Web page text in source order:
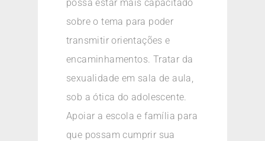
possa estar mais capacitado
sobre o tema para poder
transmitir orientações e
encaminhamentos. Tratar da
sexualidade em sala de aula,
sob a ótica do adolescente.
Apoiar a escola e família para
que possam cumprir sua